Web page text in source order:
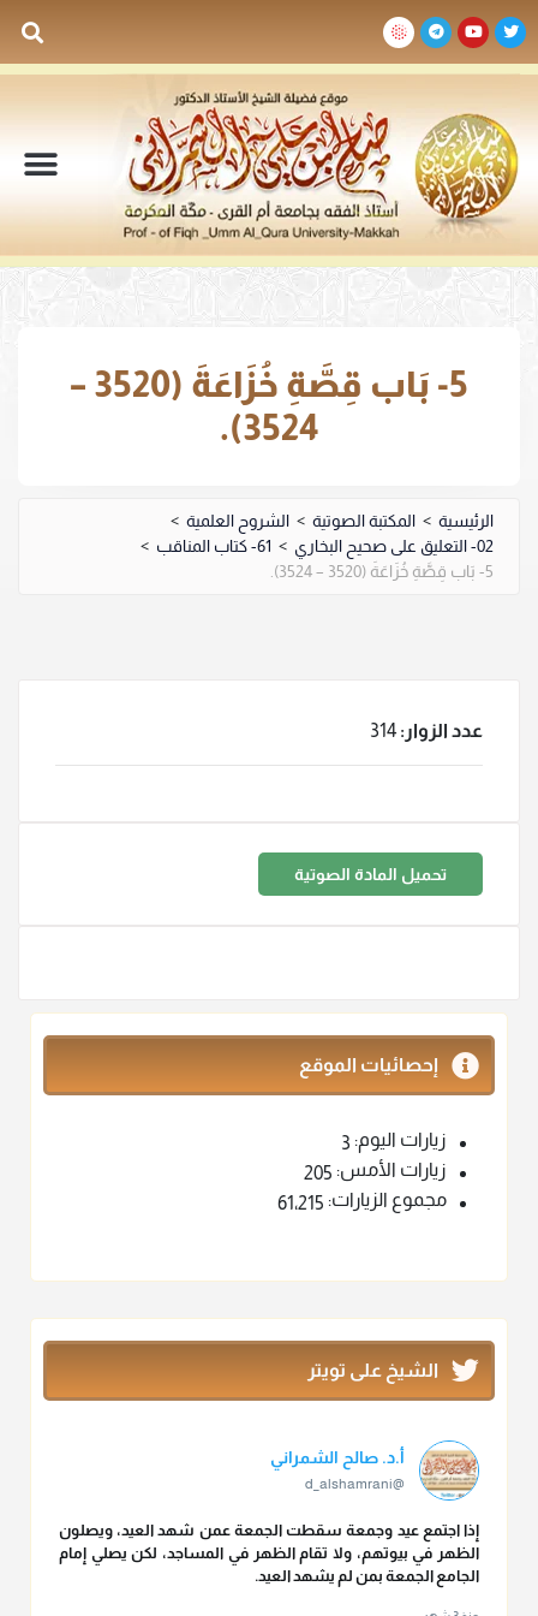
5- بَاب قِصَّةِ خُزَاعَةَ (3520 –
3524).
الرئيسية > المكتبة الصوتية > الشروح العلمية >
02- التعليق على صحيح البخاري
> 61- كتاب المناقب
>
5- بَاب قِصَّةِ خُزَاعَةَ (3520 – 3524).
عدد الزوار:314
تحميل المادة الصوتية
إحصائيات الموقع
زيارات اليوم: 3
زيارات الأمس: 205
مجموع الزيارات: 61٬215
الشيخ على تويتر
أ.د. صالح الشمراني
@d_alshamrani
إذا اجتمع عيد وجمعة سقطت الجمعة عمن شهد العيد، ويصلون
الظهر في بيوتهم، ولا تقام الظهر في المساجد، لكن يصلي إمام
الجامع الجمعة بمن لم يشهد العيد.